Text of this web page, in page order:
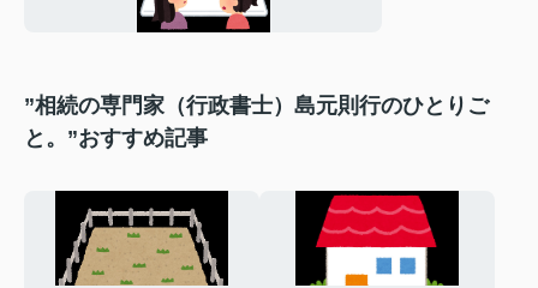
”相続の専門家（行政書士）島元則行のひとりご
と。”おすすめ記事